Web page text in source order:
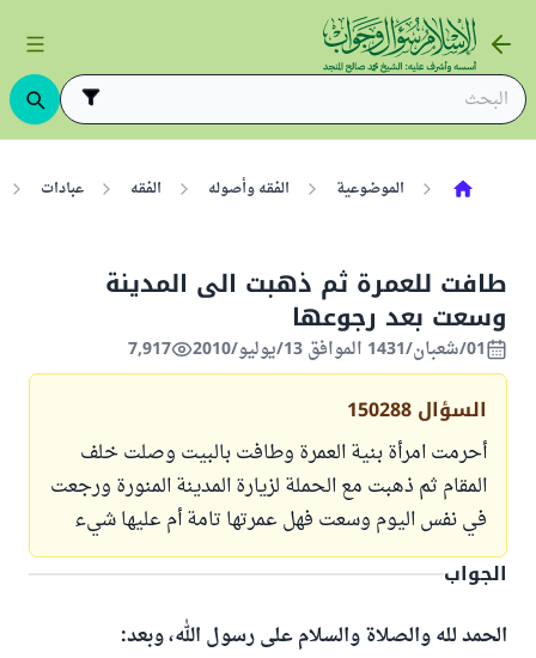
الموضوعية الفقه وأصوله الفقه عبادات
طافت للعمرة ثم ذهبت الى المدينة
وسعت بعد رجوعها
01/شعبان/1431 الموافق 13/يوليو/2010 7,917
السؤال 150288
أحرمت امرأة بنية العمرة وطافت بالبيت وصلت خلف
المقام ثم ذهبت مع الحملة لزيارة المدينة المنورة ورجعت
في نفس اليوم وسعت فهل عمرتها تامة أم عليها شيء
الجواب
الحمد لله والصلاة والسلام على رسول الله، وبعد: